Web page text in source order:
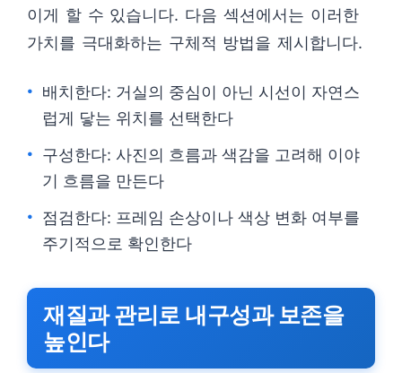
이게 할 수 있습니다. 다음 섹션에서는 이러한
가치를 극대화하는 구체적 방법을 제시합니다.
배치한다: 거실의 중심이 아닌 시선이 자연스
럽게 닿는 위치를 선택한다
구성한다: 사진의 흐름과 색감을 고려해 이야
기 흐름을 만든다
점검한다: 프레임 손상이나 색상 변화 여부를
주기적으로 확인한다
재질과 관리로 내구성과 보존을
높인다